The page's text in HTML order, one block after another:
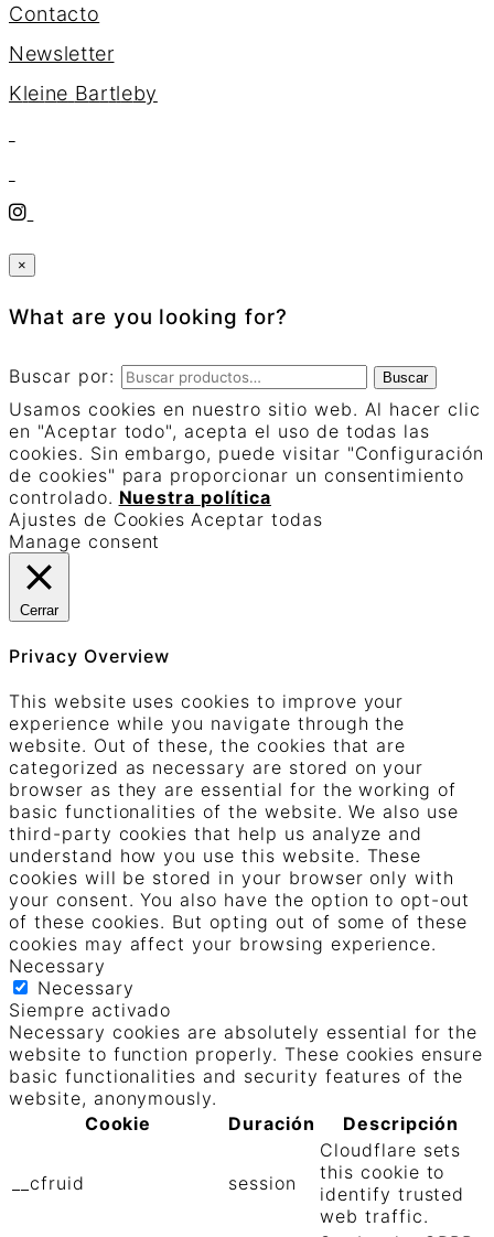
Contacto
Newsletter
Kleine Bartleby
×
What are you looking for?
Buscar por: Buscar
Usamos cookies en nuestro sitio web. Al hacer clic
en "Aceptar todo", acepta el uso de todas las
cookies. Sin embargo, puede visitar "Configuración
de cookies" para proporcionar un consentimiento
controlado. Nuestra política
Ajustes de Cookies Aceptar todas
Manage consent
Cerrar
Privacy Overview
This website uses cookies to improve your
experience while you navigate through the
website. Out of these, the cookies that are
categorized as necessary are stored on your
browser as they are essential for the working of
basic functionalities of the website. We also use
third-party cookies that help us analyze and
understand how you use this website. These
cookies will be stored in your browser only with
your consent. You also have the option to opt-out
of these cookies. But opting out of some of these
cookies may affect your browsing experience.
Necessary
Necessary
Siempre activado
Necessary cookies are absolutely essential for the
website to function properly. These cookies ensure
basic functionalities and security features of the
website, anonymously.
Cookie
Duración Descripción
__cfruid session
Cloudflare sets
this cookie to
identify trusted
web traffic.